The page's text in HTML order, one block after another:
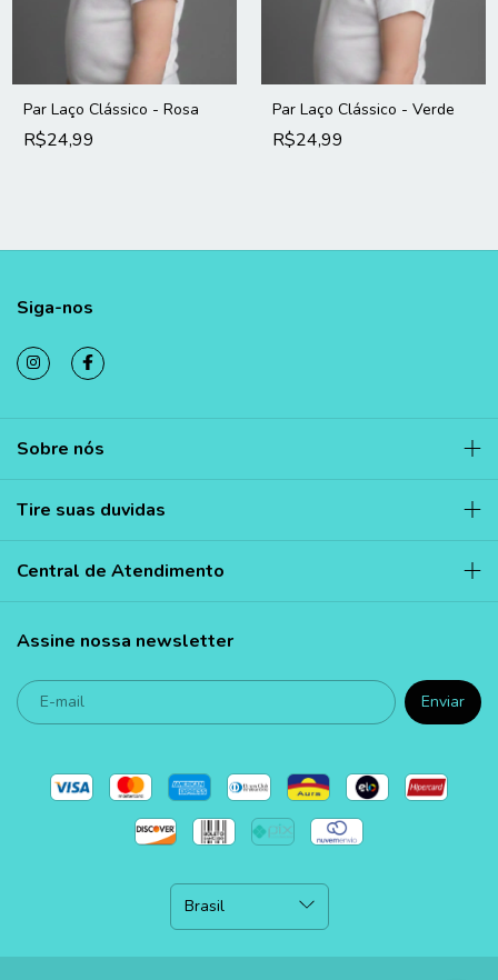
Par Laço Clássico - Rosa
R$24,99
Par Laço Clássico - Verde
R$24,99
Siga-nos
Sobre nós
Tire suas duvidas
Central de Atendimento
Assine nossa newsletter